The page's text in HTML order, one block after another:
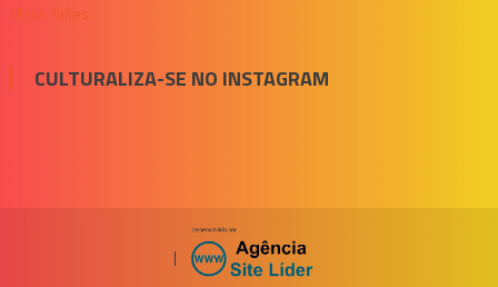
Meus Tuítes
CULTURALIZA-SE NO INSTAGRAM
|